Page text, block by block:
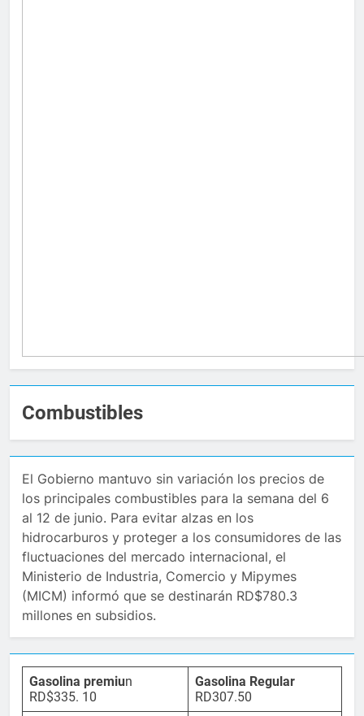
Combustibles
El Gobierno mantuvo sin variación los precios de
los principales combustibles para la semana del 6
al 12 de junio. Para evitar alzas en los
hidrocarburos y proteger a los consumidores de las
fluctuaciones del mercado internacional, el
Ministerio de Industria, Comercio y Mipymes
(MICM) informó que se destinarán RD$780.3
millones en subsidios.
Gasolina premiun
RD$335. 10
Gasolina Regular
RD307.50